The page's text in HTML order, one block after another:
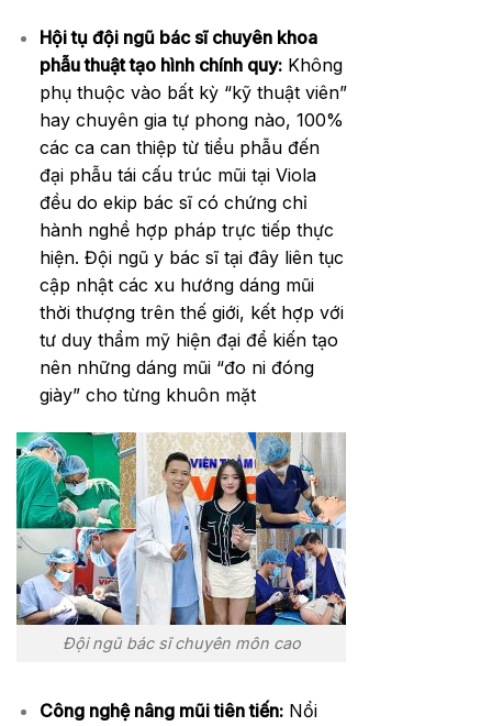
Hội tụ đội ngũ bác sĩ chuyên khoa
phẫu thuật tạo hình chính quy:Không
phụ thuộc vào bất kỳ “kỹ thuật viên”
hay chuyên gia tự phong nào, 100%
các ca can thiệp từ tiểu phẫu đến
đại phẫu tái cấu trúc mũi tại Viola
đều do ekip bác sĩ có chứng chỉ
hành nghề hợp pháp trực tiếp thực
hiện. Đội ngũ y bác sĩ tại đây liên tục
cập nhật các xu hướng dáng mũi
thời thượng trên thế giới, kết hợp với
tư duy thẩm mỹ hiện đại để kiến tạo
nên những dáng mũi “đo ni đóng
giày” cho từng khuôn mặt
Đội ngũ bác sĩ chuyên môn cao
Công nghệ nâng mũi tiên tiến:Nổi